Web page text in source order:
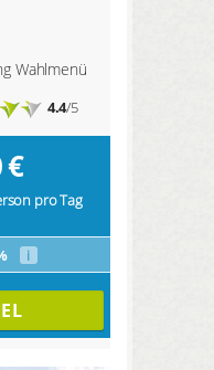
Wahlmenü
4.4/5
€
pro Tag
i